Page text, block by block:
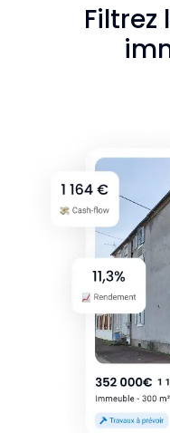
Filtrez